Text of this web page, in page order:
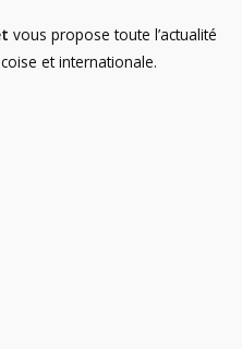
vous propose toute l’actualité
et internationale.